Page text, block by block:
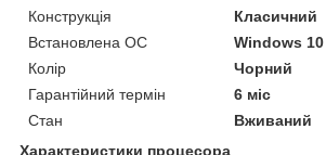
Конструкція
Класичний
Встановлена ОС
Windows 10
Колір
Чорний
Гарантійний термін
6 міс
Стан
Вживаний
Характеристики процесора